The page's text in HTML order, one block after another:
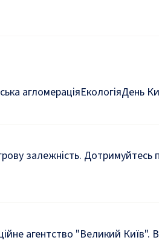
агломераціяЕкологіяДень
залежність. Дотримуйтесь
агентство "Великий Київ".